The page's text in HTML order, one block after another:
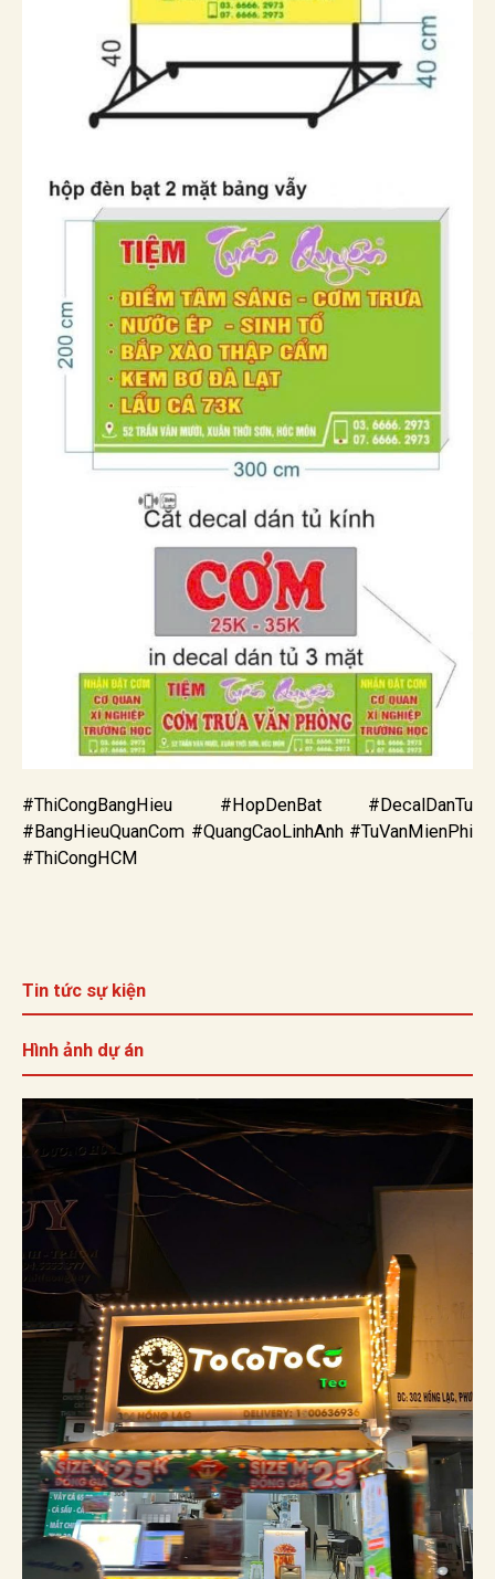
#ThiCongBangHieu #HopDenBat #DecalDanTu
#BangHieuQuanCom #QuangCaoLinhAnh #TuVanMienPhi
#ThiCongHCM
Tin tức sự kiện
Hình ảnh dự án